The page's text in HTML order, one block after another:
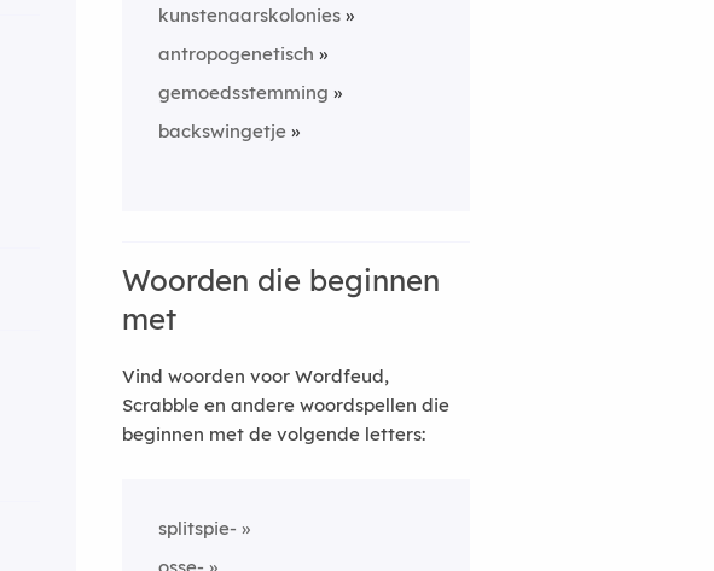
kunstenaarskolonies
antropogenetisch
gemoedsstemming
backswingetje
Woorden die beginnen
met
Vind woorden voor Wordfeud,
Scrabble en andere woordspellen die
beginnen met de volgende letters:
splitspie-